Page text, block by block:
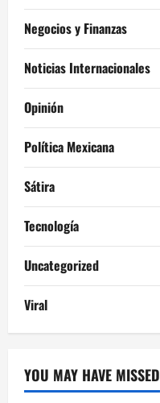
Negocios y Finanzas
Noticias Internacionales
Opinión
Política Mexicana
Sátira
Tecnología
Uncategorized
Viral
YOU MAY HAVE MISSED